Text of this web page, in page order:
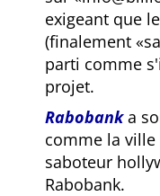
exigeant que
(finalement
parti comme
projet.
Rabobanka
comme la ville
saboteur
Rabobank.